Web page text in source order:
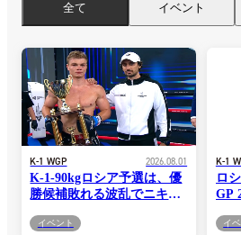
全て イベント
K-1 WGP 2026.08.01
K-1-90kgロシア予選は、優
勝候補敗れる波乱でニキー
8.1『K-1 WORLD GP 2027
イベント
K-1
ロ
GP
選イ